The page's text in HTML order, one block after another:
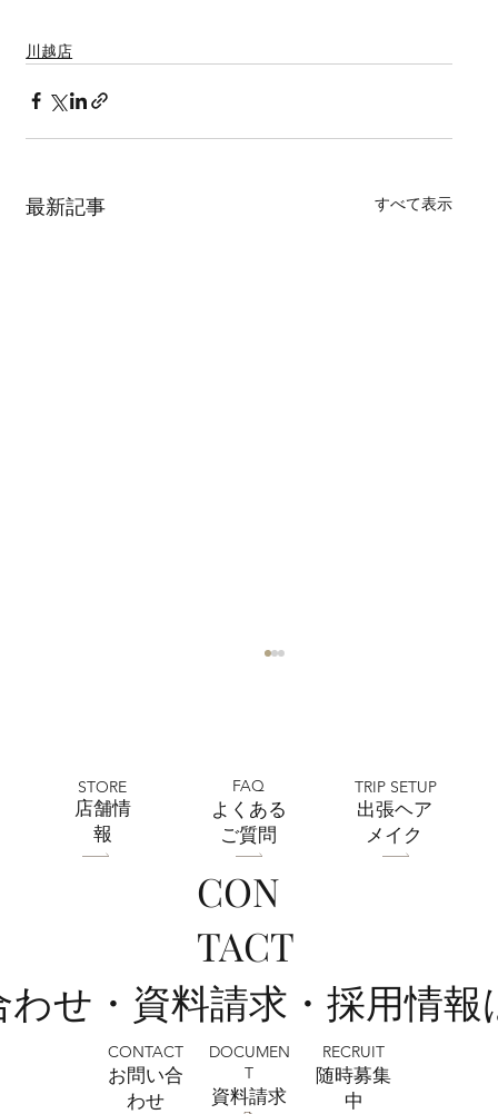
川越店
最新記事 すべて表示
全店舗 ★ゴールデンウィークの営業に
CON
TACT
せ・資料請求・採用情
CONTACT
お問い合
わせ
DOCUMEN
T
​資料請求
RECRUIT
​随時募集
中
STORE
​店舗情
報
FAQ
よくある
ご質問
TRIP SETUP
出張ヘア
メイク